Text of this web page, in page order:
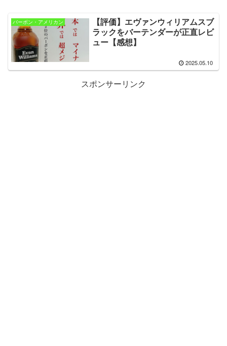
バーボン・アメリカン
【評価】エヴァンウィリアムスブ
ラックをバーテンダーが正直レビ
ュー【感想】
2025.05.10
スポンサーリンク